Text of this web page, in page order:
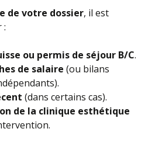
de votre dossier, il est
:
ou permis de séjour B/C.
de salaire (ou bilans
(dans certains cas).
de la clinique esthétique